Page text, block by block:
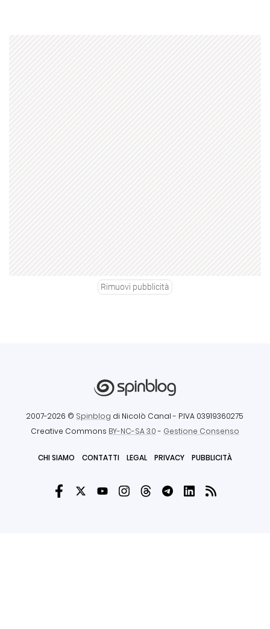
Rimuovi pubblicità
2007-2026 © Spinblog di Nicolò Canal - P.IVA 03919360275
Creative Commons BY-NC-SA 3.0- Gestione Consenso
CHI SIAMO CONTATTI LEGAL PRIVACY PUBBLICITÀ